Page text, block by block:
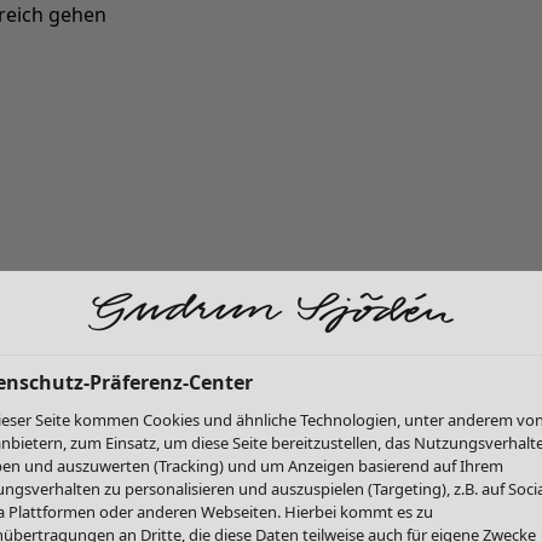
gehen
Präferenz-Center
Seite kommen Cookies und ähnliche Technologien, unter anderem von
zum Einsatz, um diese Seite bereitzustellen, das
und auszuwerten (Tracking) und um Anzeigen basierend auf Ihrem
zu personalisieren und auszuspielen (Targeting), z.B. auf
Plattformen oder anderen Webseiten. Hierbei kommt es zu
an Dritte, die diese Daten teilweise auch für eigene Zwecke